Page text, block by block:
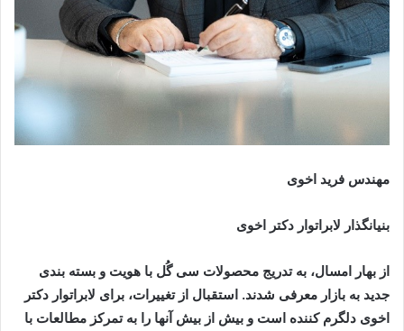
مهندس فرید اخوی
بنیانگذار لابراتوار دکتر اخوی
از بهار امسال، به تدریج محصولات سی گُل با هویت و بسته بندی
جدید به بازار معرفی شدند. استقبال از تغییرات، برای لابراتوار دکتر
اخوی دلگرم کننده است و بیش از بیش آنها را به تمرکز مطالعات با